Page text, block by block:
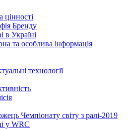
цінності
Бренду
в Україні
та особлива інформація
технології
Чемпіонату світу з ралі-2019
у WRC